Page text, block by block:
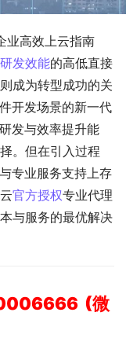
业高效上云指南
研发效能的高低直接
成为转型成功的关
开发场景的新一代
发与效率提升能
。但在引入过程
专业服务支持上存
官方授权专业代理
与服务的最优解决
(微